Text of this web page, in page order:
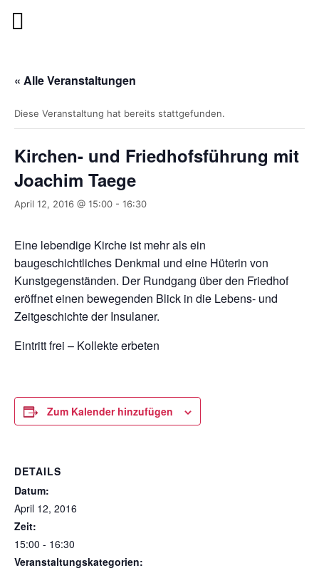
« Alle Veranstaltungen
Diese Veranstaltung hat bereits stattgefunden.
Kirchen- und Friedhofsführung mit
Joachim Taege
April 12, 2016 @ 15:00 - 16:30
Eine lebendige Kirche ist mehr als ein
baugeschichtliches Denkmal und eine Hüterin von
Kunstgegenständen. Der Rundgang über den Friedhof
eröffnet einen bewegenden Blick in die Lebens- und
Zeitgeschichte der Insulaner.
Eintritt frei – Kollekte erbeten
Zum Kalender hinzufügen
DETAILS
Datum:
April 12, 2016
Zeit:
15:00 - 16:30
Veranstaltungskategorien: